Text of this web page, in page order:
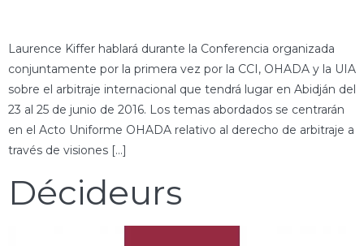
Laurence Kiffer hablará durante la Conferencia organizada
conjuntamente por la primera vez por la CCI, OHADA y la UIA
sobre el arbitraje internacional que tendrá lugar en Abidján del
23 al 25 de junio de 2016. Los temas abordados se centrarán
en el Acto Uniforme OHADA relativo al derecho de arbitraje a
través de visiones […]
Décideurs